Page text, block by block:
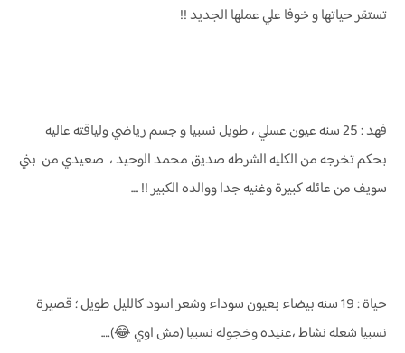
تستقر حياتها و خوفا علي عملها الجديد !!
فهد : 25 سنه عيون عسلي ، طويل نسبيا و جسم رياضي ولياقته عاليه
بحكم تخرجه من الكليه الشرطه صديق محمد الوحيد ، صعيدي من بني
سويف من عائله كبيرة وغنيه جدا ووالده الكبير !! ....
حياة : 19 سنه بيضاء بعيون سوداء وشعر اسود كالليل طويل ؛ قصيرة
نسبيا شعله نشاط ،عنيده وخجوله نسبيا (مش اوي 😂)….